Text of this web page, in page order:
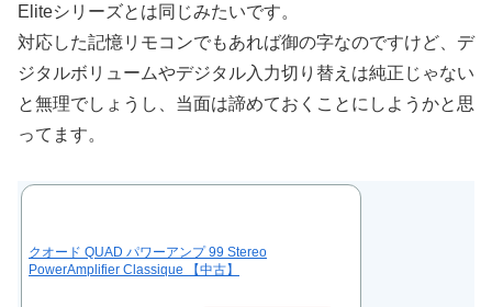
Eliteシリーズとは同じみたいです。
対応した記憶リモコンでもあれば御の字なのですけど、デ
ジタルボリュームやデジタル入力切り替えは純正じゃない
と無理でしょうし、当面は諦めておくことにしようかと思
ってます。
クオード QUAD パワーアンプ 99 Stereo
PowerAmplifier Classique 【中古】